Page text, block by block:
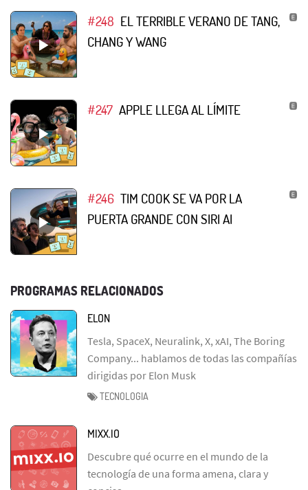
#248 EL TERRIBLE VERANO DE TANG,
CHANG Y WANG
#247 APPLE LLEGA AL LÍMITE
#246 TIM COOK SE VA POR LA
PUERTA GRANDE CON SIRI AI
PROGRAMAS RELACIONADOS
ELON
Tesla, SpaceX, Neuralink, X, xAI, The Boring
Company... hablamos de todas las compañías
dirigidas por Elon Musk
TECNOLOGIA
MIXX.IO
Descubre qué ocurre en el mundo de la
tecnología de una forma amena, clara y